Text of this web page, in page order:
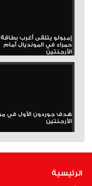
إمبولو يتلقى أغرب بطاقة
حمراء في المونديال أمام
الأرجنتين
هدف جوردون الأول في
الأرجنتين
الرئيسية